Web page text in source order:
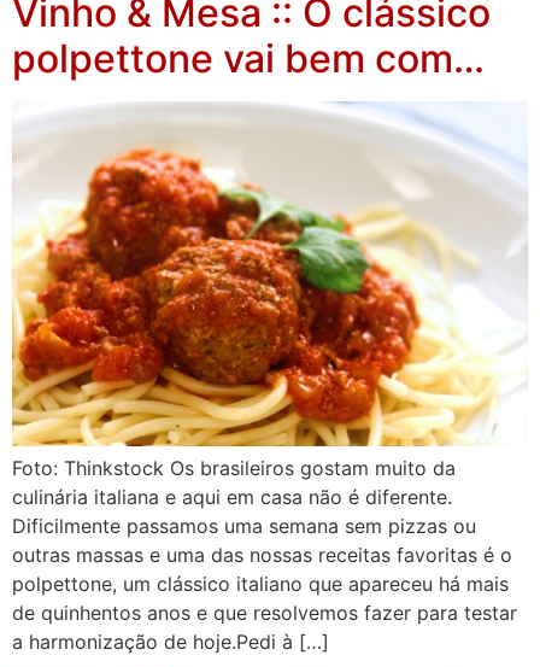
Vinho & Mesa :: O clássico
polpettone vai bem com…
Foto: Thinkstock Os brasileiros gostam muito da
culinária italiana e aqui em casa não é diferente.
Dificilmente passamos uma semana sem pizzas ou
outras massas e uma das nossas receitas favoritas é o
polpettone, um clássico italiano que apareceu há mais
de quinhentos anos e que resolvemos fazer para testar
a harmonização de hoje.Pedi à […]